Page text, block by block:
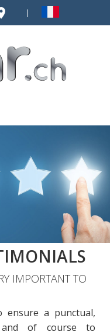
|
IMPORTANT TO
ensure a punctual,
and of course to